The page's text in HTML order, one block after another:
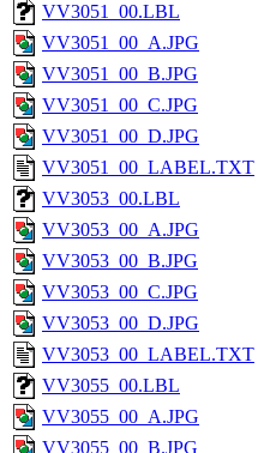
VV3051_00.LBL
VV3051_00_A.JPG
VV3051_00_B.JPG
VV3051_00_C.JPG
VV3051_00_D.JPG
VV3051_00_LABEL.TXT
VV3053_00.LBL
VV3053_00_A.JPG
VV3053_00_B.JPG
VV3053_00_C.JPG
VV3053_00_D.JPG
VV3053_00_LABEL.TXT
VV3055_00.LBL
VV3055_00_A.JPG
VV3055_00_B.JPG